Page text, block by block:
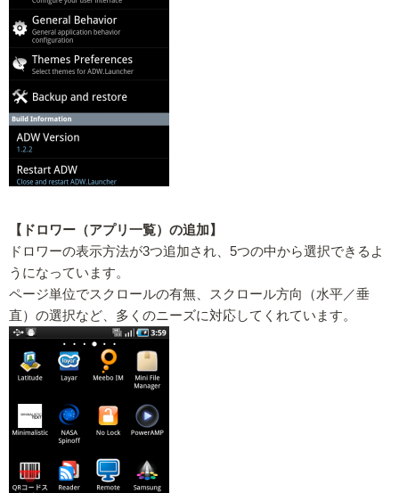
【ドロワー（アプリ一覧）の追加】
ドロワーの表示方法が3つ追加され、5つの中から選択できるよ
うになっています。
ページ単位でスクロールの有無、スクロール方向（水平／垂
直）の選択など、多くのニーズに対応してくれています。